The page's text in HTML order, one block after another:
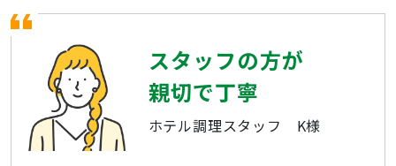
スタッフの方が
親切で丁寧
ホテル調理スタッフ K様